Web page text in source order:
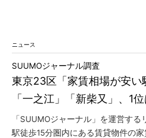
ニュース
東京23区「家賃相場が安
「一之江」「新柴又」、1位
SUUMOジャーナル調査
「SUUMOジャーナル」を運営す
駅徒歩15分圏内にある賃貸物件の